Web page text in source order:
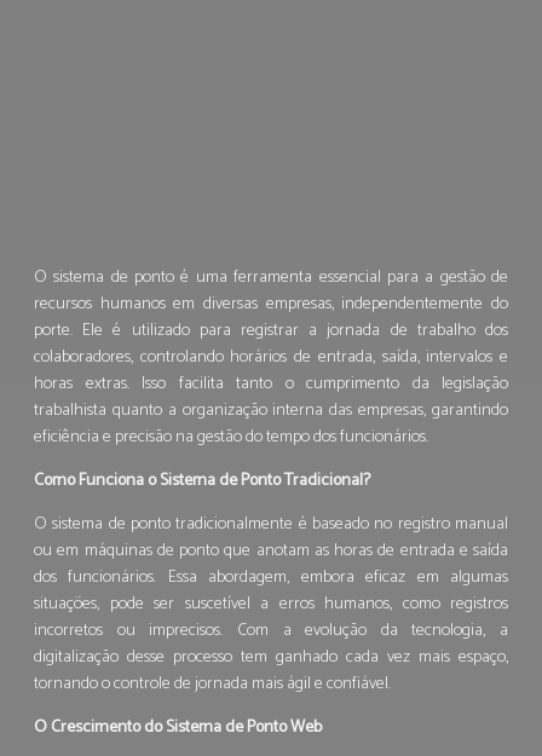
O sistema de ponto é uma ferramenta essencial para a gestão de
recursos humanos em diversas empresas, independentemente do
porte. Ele é utilizado para registrar a jornada de trabalho dos
colaboradores, controlando horários de entrada, saída, intervalos e
horas extras. Isso facilita tanto o cumprimento da legislação
trabalhista quanto a organização interna das empresas, garantindo
eficiência e precisão na gestão do tempo dos funcionários.
Como Funciona o Sistema de Ponto Tradicional?
O sistema de ponto tradicionalmente é baseado no registro manual
ou em máquinas de ponto que anotam as horas de entrada e saída
dos funcionários. Essa abordagem, embora eficaz em algumas
situações, pode ser suscetível a erros humanos, como registros
incorretos ou imprecisos. Com a evolução da tecnologia, a
digitalização desse processo tem ganhado cada vez mais espaço,
tornando o controle de jornada mais ágil e confiável.
O Crescimento do Sistema de Ponto Web